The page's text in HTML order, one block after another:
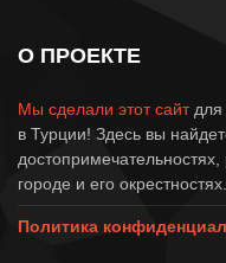
О ПРОЕКТЕ
Мы сделали этот сайтдля
в Турции! Здесь вы
городе и его окрестностях.
Политика